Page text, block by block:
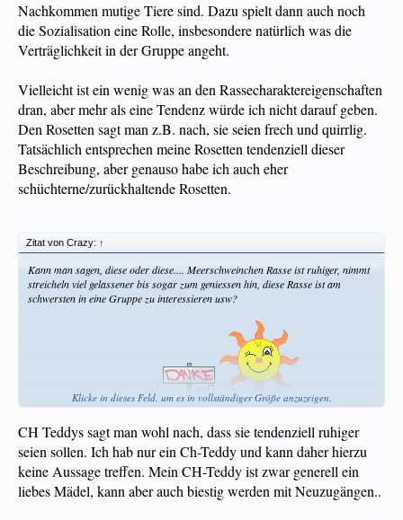
Nachkommen mutige Tiere sind. Dazu spielt dann auch noch
die Sozialisation eine Rolle, insbesondere natürlich was die
Verträglichkeit in der Gruppe angeht.
Vielleicht ist ein wenig was an den Rassecharaktereigenschaften
dran, aber mehr als eine Tendenz würde ich nicht darauf geben.
Den Rosetten sagt man z.B. nach, sie seien frech und quirrlig.
Tatsächlich entsprechen meine Rosetten tendenziell dieser
Beschreibung, aber genauso habe ich auch eher
schüchterne/zurückhaltende Rosetten.
Zitat von Crazy: ↑
Kann man sagen, diese oder diese.... Meerschweinchen Rasse ist ruhiger, nimmt
streicheln viel gelassener bis sogar zum geniessen hin, diese Rasse ist am
schwersten in eine Gruppe zu interessieren usw?
Freue mich auf Eure Antworten
Klicke in dieses Feld, um es in vollständiger Größe anzuzeigen.
CH Teddys sagt man wohl nach, dass sie tendenziell ruhiger
seien sollen. Ich hab nur ein Ch-Teddy und kann daher hierzu
keine Aussage treffen. Mein CH-Teddy ist zwar generell ein
liebes Mädel, kann aber auch biestig werden mit Neuzugängen..